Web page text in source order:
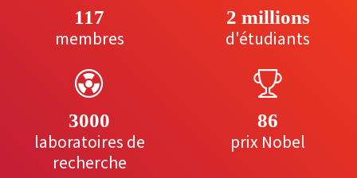
117
membres
2 millions
d'étudiants
3000
laboratoires de
recherche
86
prix Nobel